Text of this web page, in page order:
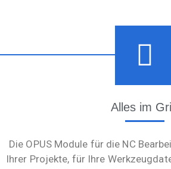
Alles im
Die OPUS Module für die NC
Ihrer Projekte, für Ihre